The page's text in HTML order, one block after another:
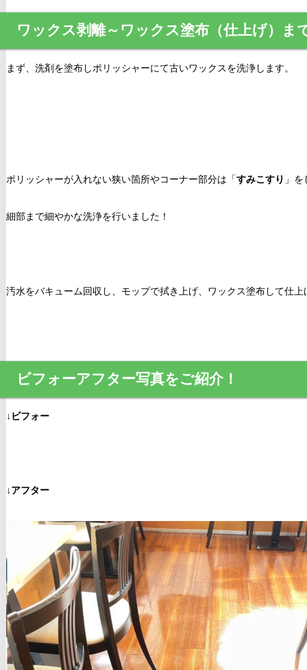
ワックス剥離～ワックス塗布（仕上げ）ま
まず、洗剤を塗布しポリッシャーにて古いワックスを洗浄します。
ポリッシャーが入れない狭い箇所やコーナー部分は「 すみこすり 」
細部まで細やかな洗浄を行いました！
汚水をバキューム回収し、モップで拭き上げ、ワックス塗布して仕上
ビフォーアフター写真をご紹介！
↓ビフォー
↓アフター